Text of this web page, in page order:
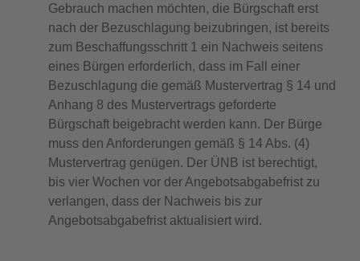
Gebrauch machen möchten, die Bürgschaft erst
nach der Bezuschlagung beizubringen, ist bereits
zum Beschaffungsschritt 1 ein Nachweis seitens
eines Bürgen erforderlich, dass im Fall einer
Bezuschlagung die gemäß Mustervertrag § 14 und
Anhang 8 des Mustervertrags geforderte
Bürgschaft beigebracht werden kann. Der Bürge
muss den Anforderungen gemäß § 14 Abs. (4)
Mustervertrag genügen. Der ÜNB ist berechtigt,
bis vier Wochen vor der Angebotsabgabefrist zu
verlangen, dass der Nachweis bis zur
Angebotsabgabefrist aktualisiert wird.